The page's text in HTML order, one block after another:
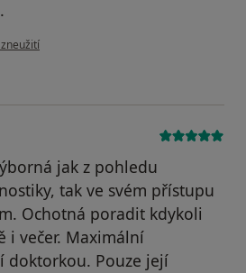
uživatele Pacient
jak z pohledu
tak ve svém přístupu
Ochotná poradit kdykoli
i večer. Maximální
doktorkou. Pouze její